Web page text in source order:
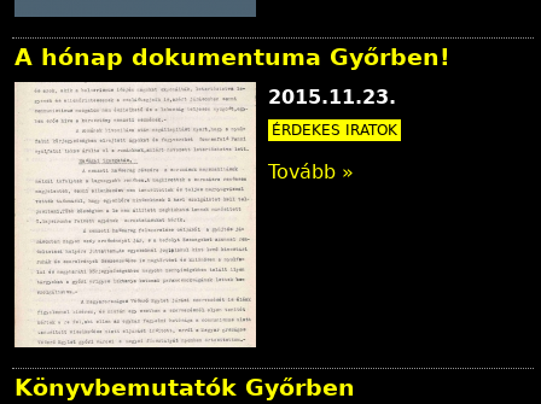
A hónap dokumentuma Győrben!
2015.11.23.
ÉRDEKES IRATOK
Tovább »
Könyvbemutatók Győrben